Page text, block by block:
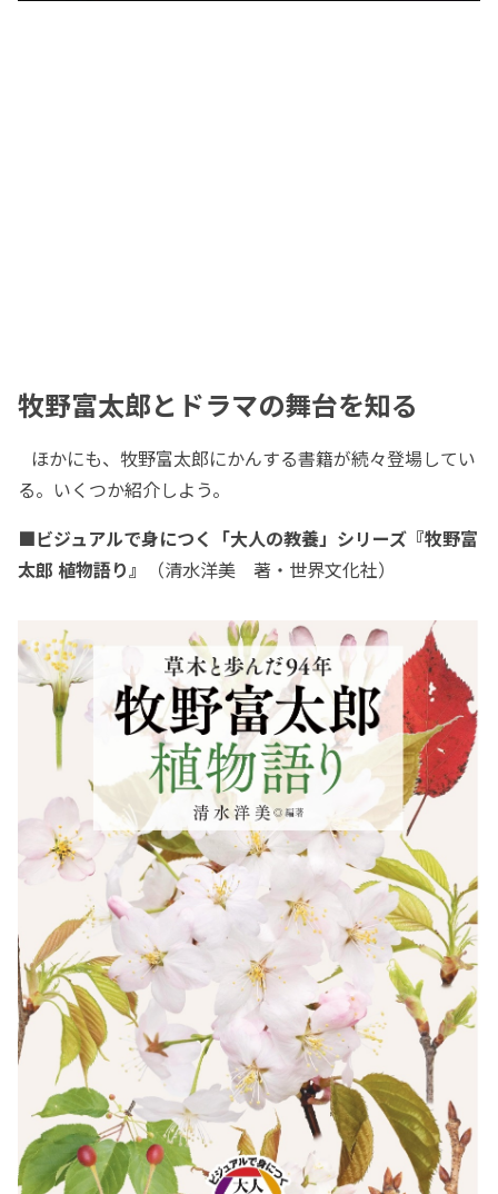
牧野富太郎とドラマの舞台を知る
ほかにも、牧野富太郎にかんする書籍が続々登場してい
る。いくつか紹介しよう。
■ビジュアルで身につく「大人の教養」シリーズ『牧野富
太郎 植物語り』
（清水洋美 著・世界文化社）